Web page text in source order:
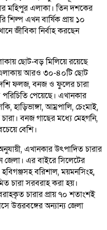
মহিপুর এলাকা। তিন দশকের
শিল্প এখন বার্ষিক প্রায় ১০
জীবিকা নির্বাহ করছেন
ছোট-বড় মিলিয়ে রয়েছে
এলাকায় আরও ৩০-৪০টি ছোট
ফলজ, বনজ ও ফুলের চারা
পেয়েছে। এখানকার
হাড়িভাঙ্গা, আম্রপালি, চেংমাই,
বনজ গাছের মধ্যে মেহগনি,
বেশি।
এখানকার উৎপাদিত চারার
জেলা। এর বাইরে সিলেটের
বরিশাল, ময়মনসিংহ,
চারা সরবরাহ করা হয়।
চারার প্রায় ৭০ শতাংশই
অন্যান্য জেলা